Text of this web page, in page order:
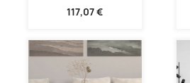
117,07 €